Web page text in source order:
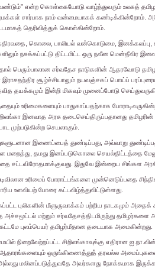
என்ற கொள்கையோடு வாழ்ந்துவரும் உலகத்
சார்பாக நாம் வன்மையாகக்
தெரிவித்துக் கொள்கின்றோம்.
கொலை, பாலியல் வன்கொடுமை, இனக்கலப்பு,
நசுக்கப்பட்டு திட்டமிட்ட ஒரு நவீன மென்தீவிர
பெரும்பாலான சர்வதேச நாடுகளின் ஆதரவோடு
இராசதந்திர சூழ்ச்சியாலும் நயவஞ்சகப் பொய்ப்
தயக்கமும் இன்றி மிகவும் முனைப்போடு
உரிமைகளையும் பாதுகாப்பதற்காக
இனவாத அரசு தடைசெய்திருப்பதானது தமிழரின்
முற்படுகின்ற செயலாகும்.
இணைப்பைத் துண்டிப்பது, அவ்வாறு
தமது இனப்படுகொலை செயல்திட்டத்தை
சட்டவிரோதமாக்குவது. இதுவே இன்றைய சிங்கள
உரிமைப் போராட்டங்களை முன்னெடுப்பதை
உளவியற் போரை கட்டவிழ்த்துவிட்டுள்ளது.
புலிகளின் மீளுருவாக்கம் பற்றிய நாடகமும் அதைக்
மற்றும் சர்வதேசத்திடமிருந்து தமிழர்களை
புலம்பெயர் தமிழர்மீதான தடையாக அமைகின்றது.
நிறைவேற்றப்பட்ட சிறிலங்காவுக்கு எதிரான
ஆதாரங்களையும் ஒருங்கிணைத்துத் தரவல்ல
மலினப்படுத்துவதே அவர்களது நோக்கமாக